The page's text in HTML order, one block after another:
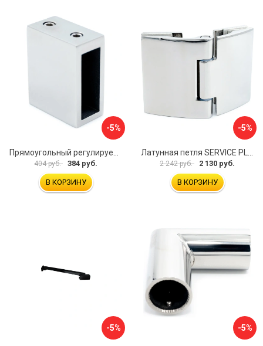
-5%
Прямоугольный регулируемый коннектор трек-стена SERVICE PLUS CK-106D30-PC
404 руб. 384 руб.
В КОРЗИНУ
-5%
Латунная петля SERVICE PLUS CL-905-PC
2 242 руб. 2 130 руб.
В КОРЗИНУ
-5% -5%